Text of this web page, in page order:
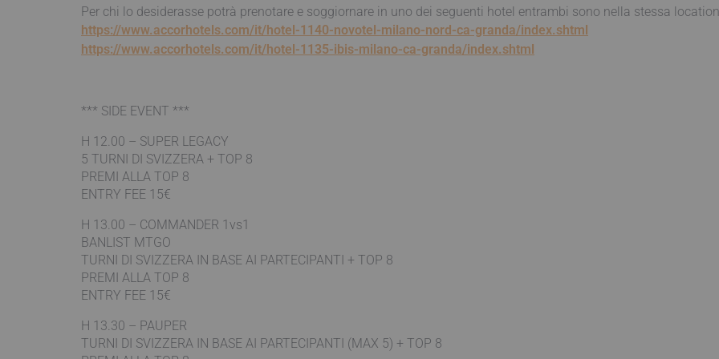
Per chi lo desiderasse potrà prenotare e soggiornare in uno dei seguenti hotel entrambi sono nella stessa
https://www.accorhotels.com/it/hotel-1140-novotel-milano-nord-ca-granda/index.shtml
https://www.accorhotels.com/it/hotel-1135-ibis-milano-ca-granda/index.shtml
*** SIDE EVENT ***
H 12.00 – SUPER LEGACY
5 TURNI DI SVIZZERA + TOP 8
PREMI ALLA TOP 8
ENTRY FEE 15€
H 13.00 – COMMANDER 1vs1
BANLIST MTGO
TURNI DI SVIZZERA IN BASE AI PARTECIPANTI + TOP 8
PREMI ALLA TOP 8
ENTRY FEE 15€
H 13.30 – PAUPER
TURNI DI SVIZZERA IN BASE AI PARTECIPANTI (MAX 5) + TOP 8